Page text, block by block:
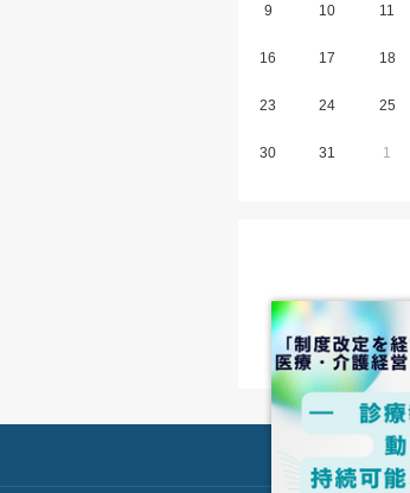
9 10 11
16 17 18
23 24 25
30 31 1